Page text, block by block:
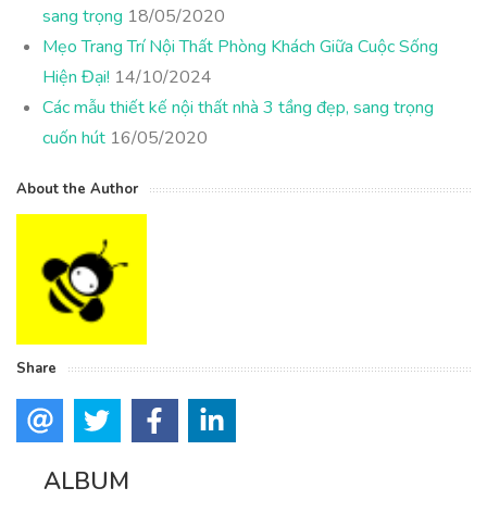
sang trọng 18/05/2020
Mẹo Trang Trí Nội Thất Phòng Khách Giữa Cuộc Sống
Hiện Đại! 14/10/2024
Các mẫu thiết kế nội thất nhà 3 tầng đẹp, sang trọng
cuốn hút 16/05/2020
About the Author
Share
ALBUM